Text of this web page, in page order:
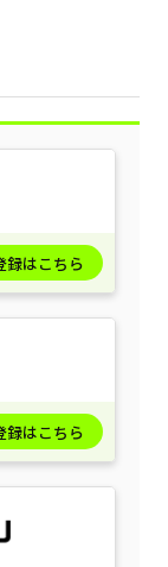
録はこちら
録はこちら